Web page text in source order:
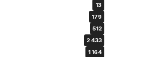
13
179
512
2 433
1 164